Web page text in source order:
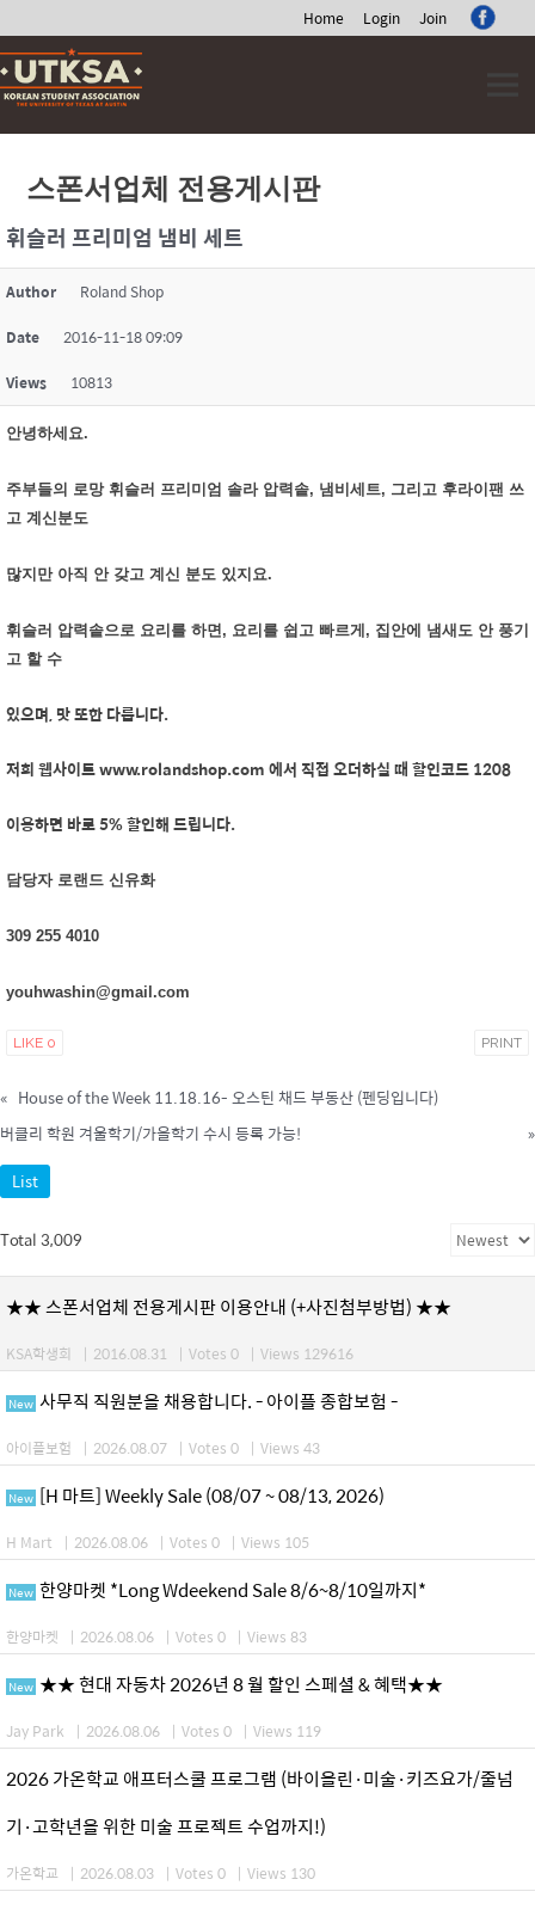
Home Login Join
Skip
to
content
스폰서업체 전용게시판
휘슬러 프리미엄 냄비 세트
Author Roland Shop
Date 2016-11-18 09:09
Views 10813
안녕하세요.
주부들의 로망 휘슬러 프리미엄 솔라 압력솥, 냄비세트, 그리고 후라이팬 쓰
고 계신분도
많지만 아직 안 갖고 계신 분도 있지요.
휘슬러 압력솥으로 요리를 하면, 요리를 쉽고 빠르게, 집안에 냄새도 안 풍기
고 할 수
있으며, 맛 또한 다릅니다.
저희 웹사이트 www.rolandshop.com 에서 직접 오더하실 때 할인코드 1208
이용하면 바로 5% 할인해 드립니다.
담당자 로랜드 신유화
309 255 4010
youhwashin@gmail.com
LIKE 0 PRINT
« House of the Week 11.18.16- 오스틴 채드 부동산 (펜딩입니다)
버클리 학원 겨울학기/가을학기 수시 등록 가능!
»
List
Total 3,009
★★ 스폰서업체 전용게시판 이용안내 (+사진첨부방법) ★★
KSA학생회 | 2016.08.31 | Votes 0 | Views 129616
New 사무직 직원분을 채용합니다. - 아이플 종합보험 -
아이플보험 | 2026.08.07 | Votes 0 | Views 43
New [H 마트] Weekly Sale (08/07 ~ 08/13, 2026)
H Mart | 2026.08.06 | Votes 0 | Views 105
New 한양마켓 *Long Wdeekend Sale 8/6~8/10일까지*
한양마켓 | 2026.08.06 | Votes 0 | Views 83
New ★★ 현대 자동차 2026년 8 월 할인 스페셜 & 혜택★★
Jay Park | 2026.08.06 | Votes 0 | Views 119
2026 가온학교 애프터스쿨 프로그램 (바이올린·미술·키즈요가/줄넘
기·고학년을 위한 미술 프로젝트 수업까지!)
가온학교 | 2026.08.03 | Votes 0 | Views 130